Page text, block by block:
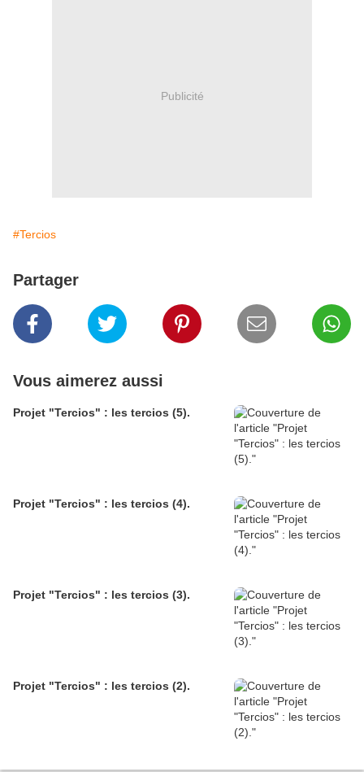
Publicité
#Tercios
Partager
Vous aimerez aussi
Projet "Tercios" : les tercios (5).
Projet "Tercios" : les tercios (4).
Projet "Tercios" : les tercios (3).
Projet "Tercios" : les tercios (2).